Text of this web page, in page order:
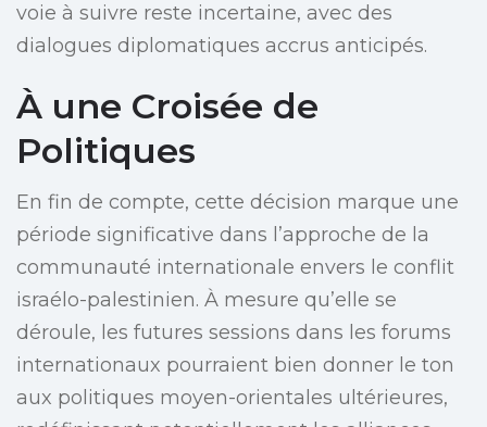
voie à suivre reste incertaine, avec des
dialogues diplomatiques accrus anticipés.
À une Croisée de
Politiques
En fin de compte, cette décision marque une
période significative dans l’approche de la
communauté internationale envers le conflit
israélo-palestinien. À mesure qu’elle se
déroule, les futures sessions dans les forums
internationaux pourraient bien donner le ton
aux politiques moyen-orientales ultérieures,